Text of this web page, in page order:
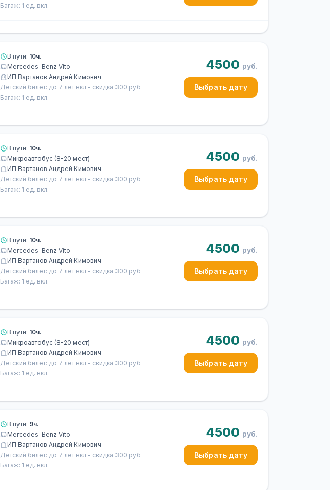
Багаж: 1 ед. вкл.
В пути: 10ч.
Mercedes-Benz Vito
ИП Вартанов Андрей Кимович
Детский билет: до 7 лет вкл - скидка 300 руб
Багаж: 1 ед. вкл.
4500 руб.
Выбрать дату
В пути: 10ч.
Микроавтобус (8-20 мест)
ИП Вартанов Андрей Кимович
Детский билет: до 7 лет вкл - скидка 300 руб
Багаж: 1 ед. вкл.
4500 руб.
Выбрать дату
В пути: 10ч.
Mercedes-Benz Vito
ИП Вартанов Андрей Кимович
Детский билет: до 7 лет вкл - скидка 300 руб
Багаж: 1 ед. вкл.
4500 руб.
Выбрать дату
В пути: 10ч.
Микроавтобус (8-20 мест)
ИП Вартанов Андрей Кимович
Детский билет: до 7 лет вкл - скидка 300 руб
Багаж: 1 ед. вкл.
4500 руб.
Выбрать дату
В пути: 9ч.
Mercedes-Benz Vito
ИП Вартанов Андрей Кимович
Детский билет: до 7 лет вкл - скидка 300 руб
Багаж: 1 ед. вкл.
4500 руб.
Выбрать дату